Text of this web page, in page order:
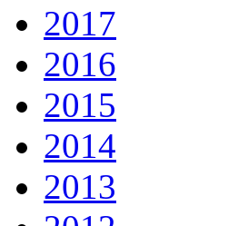
2017
2016
2015
2014
2013